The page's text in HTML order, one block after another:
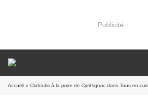
Publicité
Accueil » Clafoutis à la poire de Cyril lignac dans Tous en